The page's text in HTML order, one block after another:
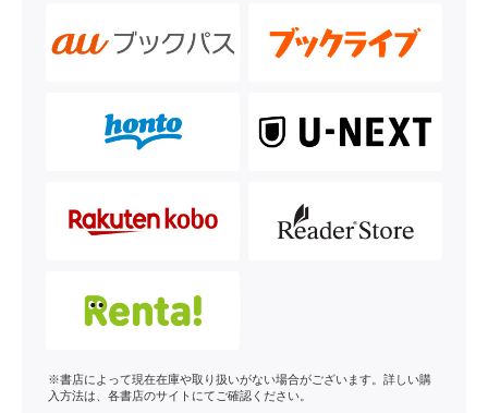
※書店によって現在在庫や取り扱いがない場合がございます。詳しい購
入方法は、各書店のサイトにてご確認ください。